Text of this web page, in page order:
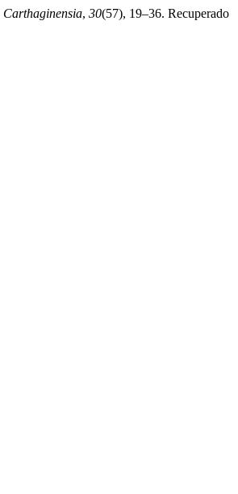
Carthaginensia, 30(57), 19–36. Recuperado